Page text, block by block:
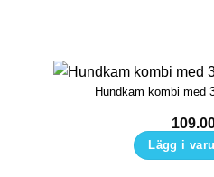
Hundkam kombi med
Lägg i